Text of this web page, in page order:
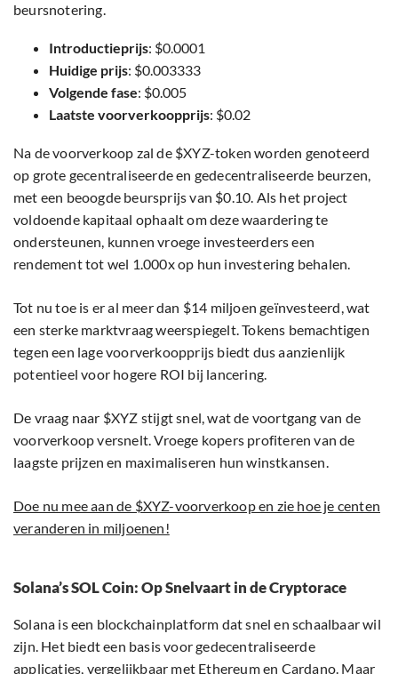
beursnotering.
Introductieprijs: $0.0001
Huidige prijs: $0.003333
Volgende fase: $0.005
Laatste voorverkoopprijs: $0.02
Na de voorverkoop zal de $XYZ-token worden genoteerd
op grote gecentraliseerde en gedecentraliseerde beurzen,
met een beoogde beursprijs van $0.10. Als het project
voldoende kapitaal ophaalt om deze waardering te
ondersteunen, kunnen vroege investeerders een
rendement tot wel 1.000x op hun investering behalen.
Tot nu toe is er al meer dan $14 miljoen geïnvesteerd, wat
een sterke marktvraag weerspiegelt. Tokens bemachtigen
tegen een lage voorverkoopprijs biedt dus aanzienlijk
potentieel voor hogere ROI bij lancering.
De vraag naar $XYZ stijgt snel, wat de voortgang van de
voorverkoop versnelt. Vroege kopers profiteren van de
laagste prijzen en maximaliseren hun winstkansen.
Doe nu mee aan de $XYZ-voorverkoop en zie hoe je centen
veranderen in miljoenen!
Solana’s SOL Coin: Op Snelvaart in de Cryptorace
Solana is een blockchainplatform dat snel en schaalbaar wil
zijn. Het biedt een basis voor gedecentraliseerde
applicaties, vergelijkbaar met Ethereum en Cardano. Maar